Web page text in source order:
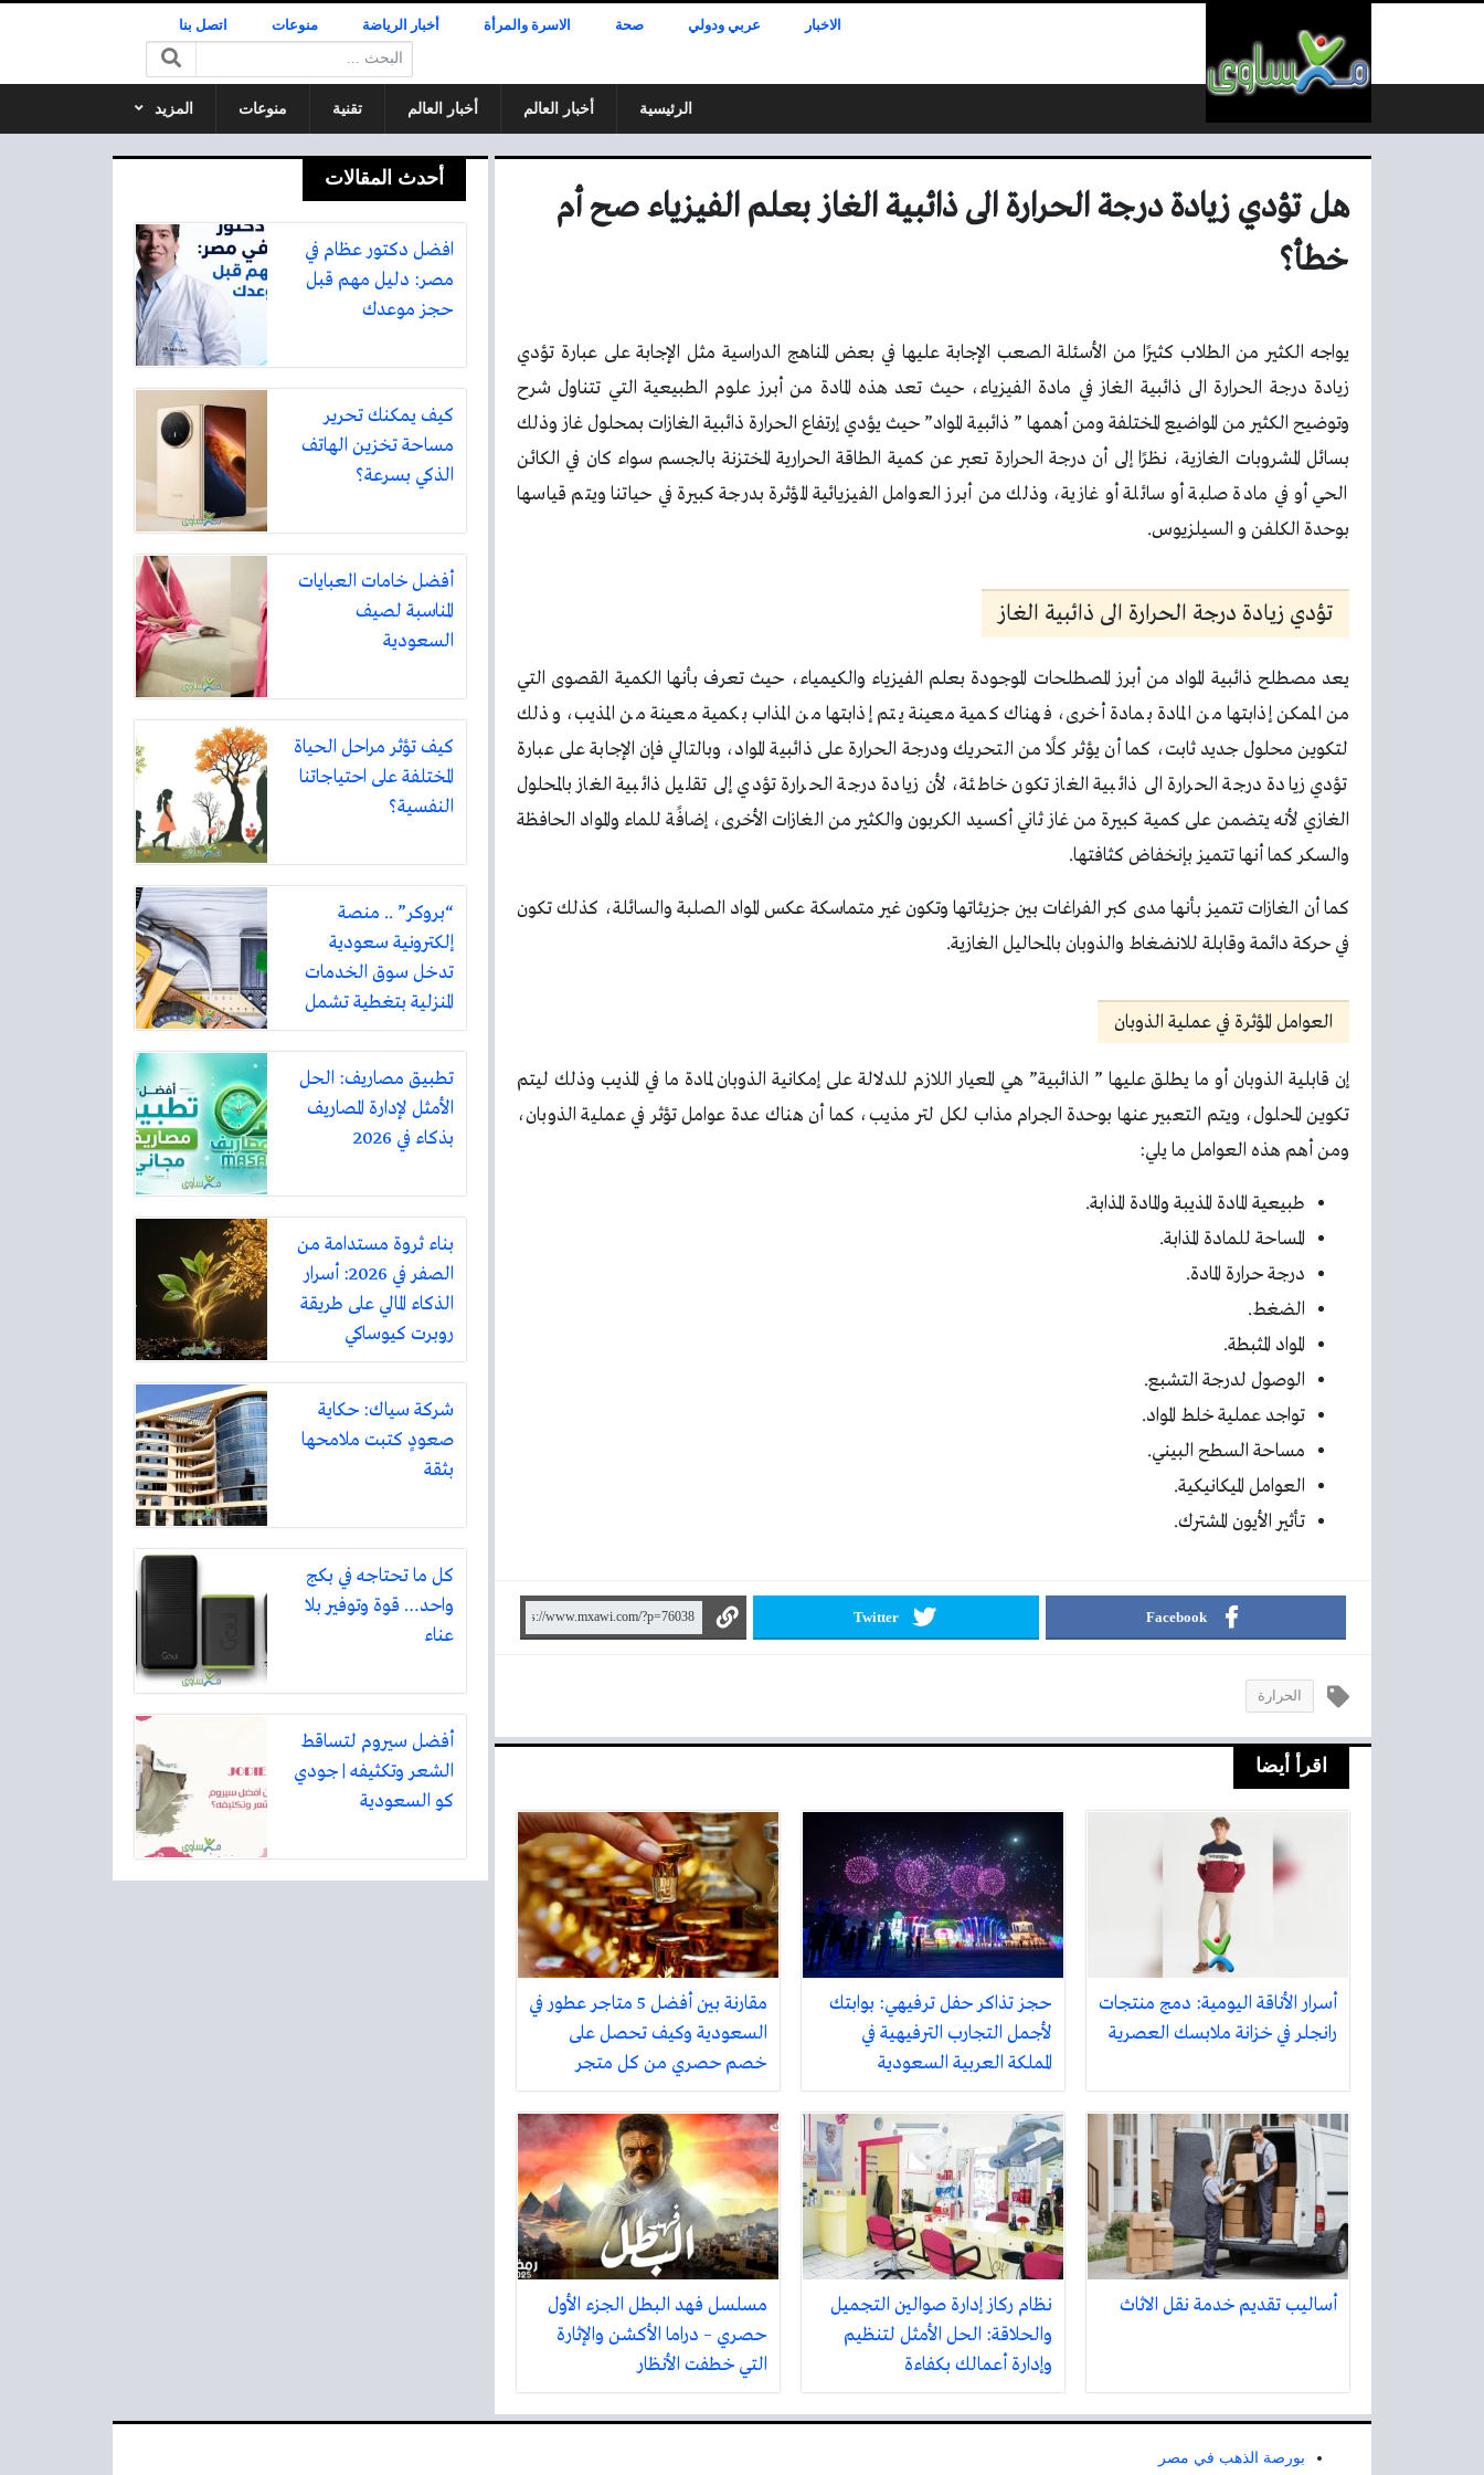
الاخبار عربي ودولي صحة الاسرة والمرأة أخبار الرياضة منوعات اتصل بنا
البحث:
الرئيسية أخبار العالم أخبار العالم تقنية منوعات المزيد
هل تؤدي زيادة درجة الحرارة الى ذائبية الغاز بعلم الفيزياء صح أم
خطأ؟
يواجه الكثير من الطلاب كثيرًا من الأسئلة الصعب الإجابة عليها في بعض المناهج الدراسية مثل الإجابة على عبارة تؤدي
زيادة درجة الحرارة الى ذائبية الغاز في مادة الفيزياء، حيث تعد هذه المادة من أبرز علوم الطبيعية التي تتناول شرح
وتوضيح الكثير من المواضيع المختلفة ومن أهمها ” ذائبية المواد” حيث يؤدي إرتفاع الحرارة ذائبية الغازات بمحلول غاز وذلك
بسائل المشروبات الغازية، نظرًا إلى أن درجة الحرارة تعبر عن كمية الطاقة الحرارية المختزنة بالجسم سواء كان في الكائن
الحي أو في مادة صلبة أو سائلة أو غازية، وذلك من أبرز العوامل الفيزيائية المؤثرة بدرجة كبيرة في حياتنا ويتم قياسها
بوحدة الكلفن و السيلزيوس.
تؤدي زيادة درجة الحرارة الى ذائبية الغاز
يعد مصطلح ذائبية المواد من أبرز المصطلحات الموجودة بعلم الفيزياء والكيمياء، حيث تعرف بأنها الكمية القصوى التي
من الممكن إذابتها من المادة بمادة أخرى، فهناك كمية معينة يتم إذابتها من المذاب بكمية معينة من المذيب، وذلك
لتكوين محلول جديد ثابت، كما أن يؤثر كلًا من التحريك ودرجة الحرارة على ذائبية المواد، وبالتالي فإن الإجابة على عبارة
تؤدي زيادة درجة الحرارة الى ذائبية الغاز تكون خاطئة، لأن زيادة درجة الحرارة تؤدي إلى تقليل ذائبية الغاز بالمحلول
الغازي لأنه يتضمن على كمية كبيرة من غاز ثاني أكسيد الكربون والكثير من الغازات الأخرى، إضافًة للماء والمواد الحافظة
والسكر كما أنها تتميز بإنخفاض كثافتها.
كما أن الغازات تتميز بأنها مدى كبر الفراغات بين جزيئاتها وتكون غير متماسكة عكس المواد الصلبة والسائلة، كذلك تكون
في حركة دائمة وقابلة للانضغاط والذوبان بالمحاليل الغازية.
العوامل المؤثرة في عملية الذوبان
إن قابلية الذوبان أو ما يطلق عليها ” الذائبية” هي المعيار اللازم للدلالة على إمكانية الذوبان لمادة ما في المذيب وذلك ليتم
تكوين المحلول، ويتم التعبير عنها بوحدة الجرام مذاب لكل لتر مذيب، كما أن هناك عدة عوامل تؤثر في عملية الذوبان،
ومن أهم هذه العوامل ما يلي:
طبيعية المادة المذيبة والمادة المذابة.
المساحة للمادة المذابة.
درجة حرارة المادة.
الضغط.
المواد المثبطة.
الوصول لدرجة التشبع.
تواجد عملية خلط المواد.
مساحة السطح البيني.
العوامل الميكانيكية.
تأثير الأيون المشترك.
Facebook
Twitter
الحرارة
اقرأ أيضا
أسرار الأناقة اليومية: دمج منتجات
رانجلر في خزانة ملابسك العصرية
حجز تذاكر حفل ترفيهي: بوابتك
لأجمل التجارب الترفيهية في
المملكة العربية السعودية
مقارنة بين أفضل 5 متاجر عطور في
السعودية وكيف تحصل على
خصم حصري من كل متجر
أساليب تقديم خدمة نقل الاثاث
نظام ركاز إدارة صوالين التجميل
والحلاقة: الحل الأمثل لتنظيم
وإدارة أعمالك بكفاءة
مسلسل فهد البطل الجزء الأول
حصري – دراما الأكشن والإثارة
التي خطفت الأنظار
أحدث المقالات
افضل دكتور عظام في
مصر: دليل مهم قبل
حجز موعدك
كيف يمكنك تحرير
مساحة تخزين الهاتف
الذكي بسرعة؟
أفضل خامات العبايات
المناسبة لصيف
السعودية
كيف تؤثر مراحل الحياة
المختلفة على احتياجاتنا
النفسية؟
“بروكر” .. منصة
إلكترونية سعودية
تدخل سوق الخدمات
المنزلية بتغطية تشمل
أكثر من ثلاثين مدينة
تطبيق مصاريف: الحل
الأمثل لإدارة المصاريف
بذكاء في 2026
بناء ثروة مستدامة من
الصفر في 2026: أسرار
الذكاء المالي على طريقة
روبرت كيوساكي
شركة سياك: حكاية
صعودٍ كتبت ملامحها
بثقة
كل ما تحتاجه في بكج
واحد… قوة وتوفير بلا
عناء
أفضل سيروم لتساقط
الشعر وتكثيفه | جودي
كو السعودية
بورصة الذهب في مصر